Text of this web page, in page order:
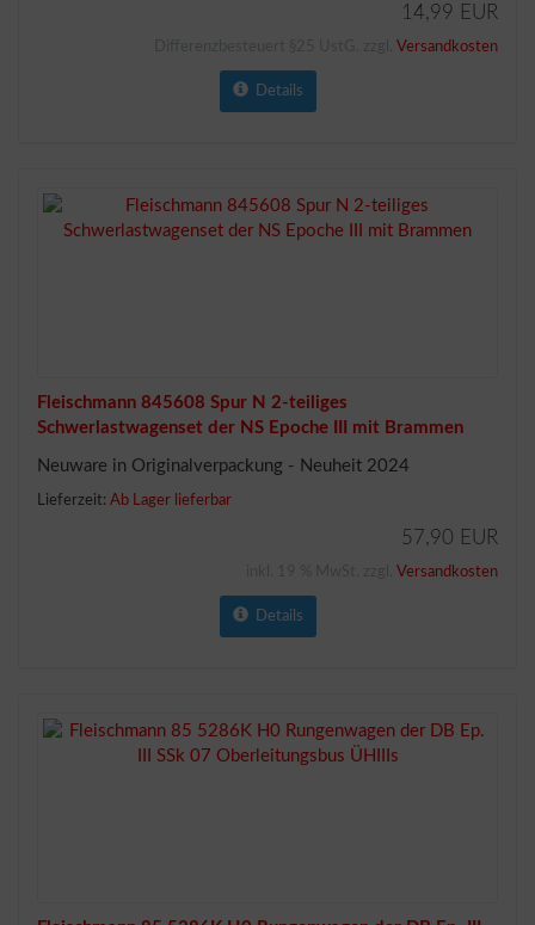
14,99 EUR
Versandkosten
Details
Fleischmann 845608 Spur N 2-teiliges
Schwerlastwagenset der NS Epoche III mit Brammen
Neuware in Originalverpackung - Neuheit 2024
Lieferzeit: Ab Lager lieferbar
57,90 EUR
Versandkosten
Details